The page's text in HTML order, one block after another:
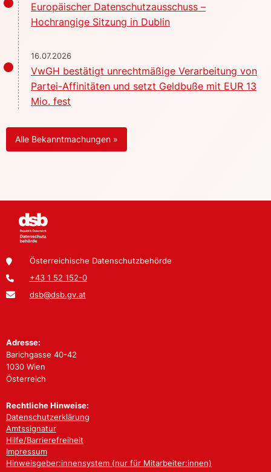
Europäischer Datenschutzausschuss –
Hochrangige Sitzung in Dublin
16.07.2026
VwGH bestätigt unrechtmäßige Verarbeitung von
Partei-Affinitäten und setzt Geldbuße mit EUR 13
Mio. fest
Alle Bekanntmachungen »
Österreichische Datenschutzbehörde
+43 1 52 152-0
dsb@dsb.gv.at
Adresse:
Barichgasse 40-42
1030 Wien
Österreich
Rechtliche Hinweise:
Datenschutzerklärung
Amtssignatur
Hilfe/Barrierefreiheit
Impressum
Hinweisgeber:innensystem (nur für Mitarbeiter:innen)